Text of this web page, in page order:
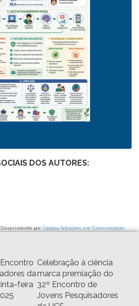
DOS AUTORES:
Desenvolvido por Upplay Soluções em Comunicação
da
feira
Celebração à ciência
marca premiação do
32º Encontro de
Jovens Pesquisadores